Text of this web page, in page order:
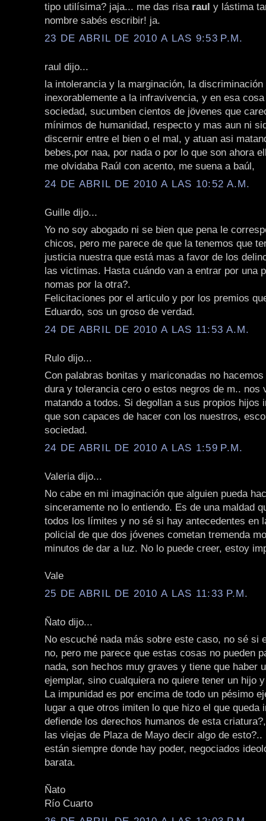
tipo utilísima? jaja... me das risa raul y lástima
nombre sabés escribir! ja.
23 DE ABRIL DE 2010 A LAS 9:53 P.M.
raul dijo...
la intolerancia y la marginación, la
inexorablemente a la infravivencia, y en esa
sociedad, sucumben cientos de jövenes que
mínimos de humanidad, respecto y mas aun ni
discernir entre el bien o el mal, y atuan asi
bebes,por naa, por nada o por lo que son ahora
me olvidaba Raúl con acento, me suena a baúl,
24 DE ABRIL DE 2010 A LAS 10:52 A.M.
Guille dijo...
Yo no soy abogado ni se bien que pena le
chicos, pero me parece de que la tenemos que
justicia nuestra que está mas a favor de los
las victimas. Hasta cuándo van a entrar por una
nomas por la otra?.
Felicitaciones por el articulo y por los premios
Eduardo, sos un groso de verdad.
24 DE ABRIL DE 2010 A LAS 11:53 A.M.
Rulo dijo...
Con palabras bonitas y mariconadas no
dura y tolerancia cero o estos negros de m.. nos
matando a todos. Si degollan a sus propios hijos
que son capaces de hacer con los nuestros,
sociedad.
24 DE ABRIL DE 2010 A LAS 1:59 P.M.
Valeria dijo...
No cabe en mi imaginación que alguien pueda
sinceramente no lo entiendo. Es de una maldad
todos los límites y no sé si hay antecedentes en
policial de que dos jóvenes cometan tremenda
minutos de dar a luz. No lo puede creer, estoy
Vale
25 DE ABRIL DE 2010 A LAS 11:33 P.M.
Ñato dijo...
No escuché nada más sobre este caso, no sé si
no, pero me parece que estas cosas no pueden
nada, son hechos muy graves y tiene que haber
ejemplar, sino cualquiera no quiere tener un hijo
La impunidad es por encima de todo un pésimo
lugar a que otros imiten lo que hizo el que queda
defiende los derechos humanos de esta
las viejas de Plaza de Mayo decir algo de
están siempre donde hay poder, negociados
barata.
Ñato
Río Cuarto